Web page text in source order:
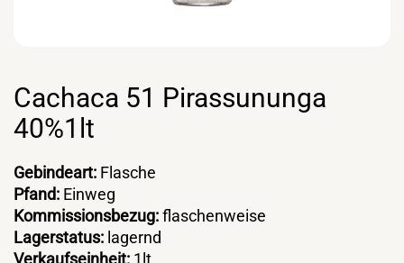
Cachaca 51 Pirassununga
40%1lt
Gebindeart: Flasche
Pfand: Einweg
Kommissionsbezug:flaschenweise
Lagerstatus: lagernd
Verkaufseinheit: 1lt